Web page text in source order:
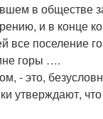
в обществе
и в конце
все поселение
горы ….
- это,
утверждают,